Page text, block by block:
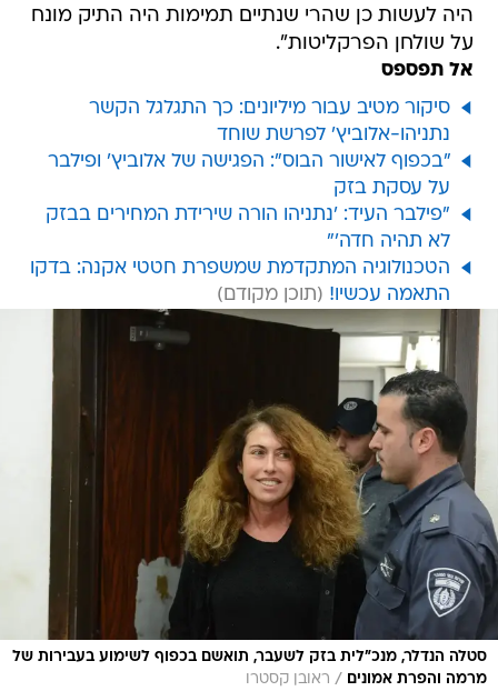
היה לעשות כן שהרי שנתיים תמימות היה התיק מונח
על שולחן הפרקליטות".
אל תפספס
סיקור מטיב עבור מיליונים: כך התגלגל הקשר
נתניהו-אלוביץ' לפרשת שוחד
"בכפוף לאישור הבוס": הפגישה של אלוביץ' ופילבר
על עסקת בזק
"פילבר העיד: 'נתניהו הורה שירידת המחירים בבזק
לא תהיה חדה'"
הטכנולוגיה המתקדמת שמשפרת חטטי אקנה: בדקו
התאמה עכשיו!
סטלה הנדלר, מנכ"לית בזק לשעבר, תואשם בכפוף לשימוע בעבירות של
מרמה והפרת אמונים
/ ראובן קסטרו